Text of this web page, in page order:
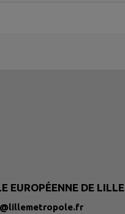
EUROPÉENNE DE LILLE